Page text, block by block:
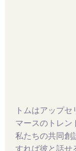
トムはアップ
マースのトレン
私たちの共同創
すれば彼と話せ